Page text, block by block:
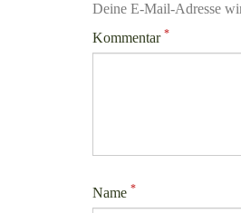
Deine E-Mail-Adresse
Kommentar *
Name *